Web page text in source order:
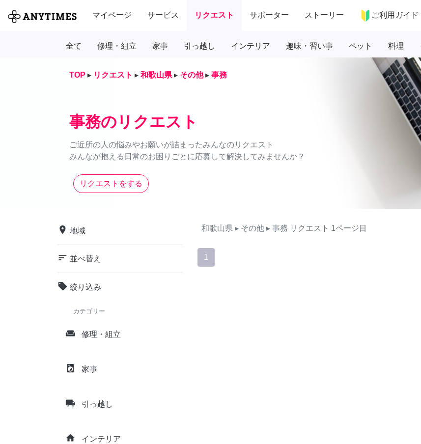
マイページ サービス リクエスト サポーター ストーリー ご利用ガイド
全て 修理・組立 家事 引っ越し インテリア 趣味・習い事 ペット 料理
TOP ▸ リクエスト ▸ 和歌山県 ▸ その他 ▸ 事務
事務のリクエスト
ご近所の人の悩みやお願いが詰まったみんなのリクエスト
みんなが抱える日常のお困りごとに応募して解決してみませんか？
リクエストをする
place 地域
sort 並べ替え
local_offer 絞り込み
カテゴリー
weekend 修理・組立
local_laundry_service 家事
local_shipping 引っ越し
home インテリア
和歌山県 ▸ その他 ▸ 事務 リクエスト 1ページ目
1